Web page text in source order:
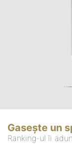
Gasește un
Ranking-ul îi